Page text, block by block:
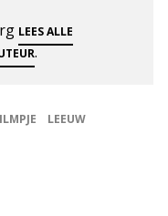
LEES ALLE
.
LEEUW